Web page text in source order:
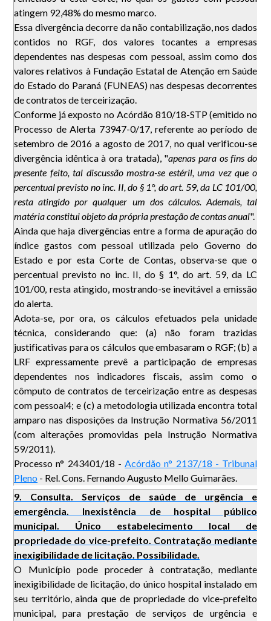
atingem 92,48% do mesmo marco.
Essa divergência decorre da não contabilização, nos dados
contidos no RGF, dos valores tocantes a empresas
dependentes nas despesas com pessoal, assim como dos
valores relativos à Fundação Estatal de Atenção em Saúde
do Estado do Paraná (FUNEAS) nas despesas decorrentes
de contratos de terceirização.
Conforme já exposto no Acórdão 810/18-STP (emitido no
Processo de Alerta 73947-0/17, referente ao período de
setembro de 2016 a agosto de 2017, no qual verificou-se
divergência idêntica à ora tratada), "apenas para os fins do
presente feito, tal discussão mostra-se estéril, uma vez que o
percentual previsto no inc. II, do § 1°, do art. 59, da LC 101/00,
resta atingido por qualquer um dos cálculos. Ademais, tal
matéria constitui objeto da própria prestação de contas anual".
Ainda que haja divergências entre a forma de apuração do
índice gastos com pessoal utilizada pelo Governo do
Estado e por esta Corte de Contas, observa-se que o
percentual previsto no inc. II, do § 1°, do art. 59, da LC
101/00, resta atingido, mostrando-se inevitável a emissão
do alerta.
Adota-se, por ora, os cálculos efetuados pela unidade
técnica, considerando que: (a) não foram trazidas
justificativas para os cálculos que embasaram o RGF; (b) a
LRF expressamente prevê a participação de empresas
dependentes nos indicadores fiscais, assim como o
cômputo de contratos de terceirização entre as despesas
com pessoal4; e (c) a metodologia utilizada encontra total
amparo nas disposições da Instrução Normativa 56/2011
(com alterações promovidas pela Instrução Normativa
59/2011).
Processo n° 243401/18 - Acórdão n° 2137/18 - Tribunal
Pleno - Rel. Cons. Fernando Augusto Mello Guimarães.
9. Consulta. Serviços de saúde de urgência e
emergência. Inexistência de hospital público
municipal. Único estabelecimento local de
propriedade do vice-prefeito. Contratação mediante
inexigibilidade de licitação. Possibilidade.
O Município pode proceder à contratação, mediante
inexigibilidade de licitação, do único hospital instalado em
seu território, ainda que de propriedade do vice-prefeito
municipal, para prestação de serviços de urgência e